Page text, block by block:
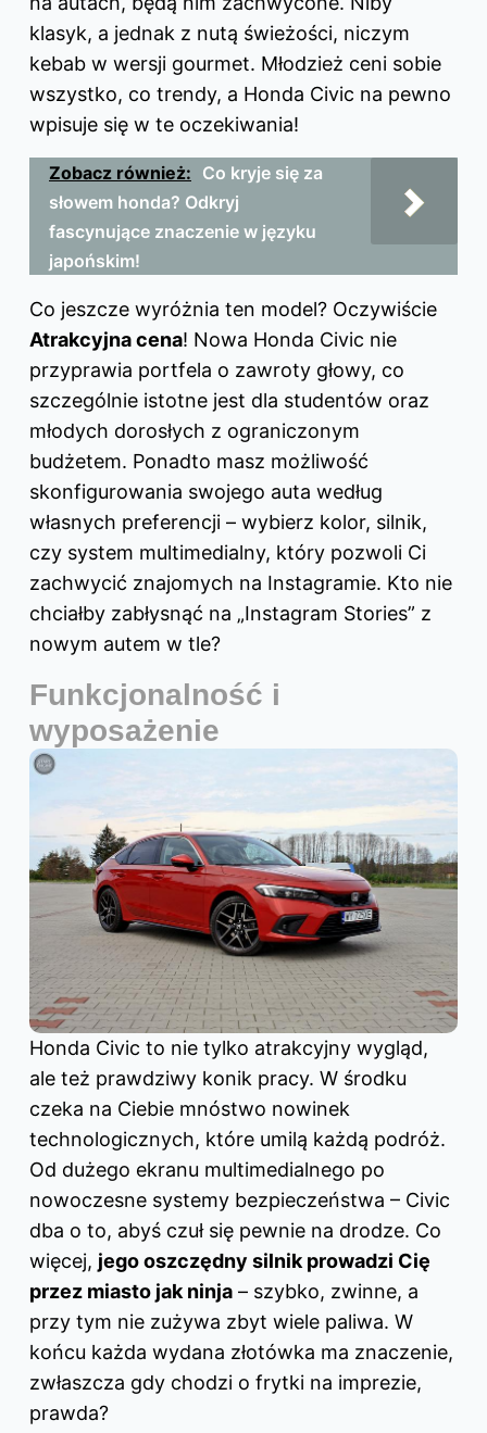
klasyk, a jednak z nutą świeżości, niczym
kebab w wersji gourmet. Młodzież ceni sobie
wszystko, co trendy, a Honda Civic na pewno
wpisuje się w te oczekiwania!
Zobacz również: Co kryje się za
słowem honda? Odkryj
fascynujące znaczenie w języku
japońskim!
Co jeszcze wyróżnia ten model? Oczywiście
Atrakcyjna cena! Nowa Honda Civic nie
przyprawia portfela o zawroty głowy, co
szczególnie istotne jest dla studentów oraz
młodych dorosłych z ograniczonym
budżetem. Ponadto masz możliwość
skonfigurowania swojego auta według
własnych preferencji – wybierz kolor, silnik,
czy system multimedialny, który pozwoli Ci
zachwycić znajomych na Instagramie. Kto nie
chciałby zabłysnąć na „Instagram Stories” z
nowym autem w tle?
Funkcjonalność i
wyposażenie
Honda Civic to nie tylko atrakcyjny wygląd,
ale też prawdziwy konik pracy. W środku
czeka na Ciebie mnóstwo nowinek
technologicznych, które umilą każdą podróż.
Od dużego ekranu multimedialnego po
nowoczesne systemy bezpieczeństwa – Civic
dba o to, abyś czuł się pewnie na drodze. Co
więcej, jego oszczędny silnik prowadzi Cię
przez miasto jak ninja – szybko, zwinne, a
przy tym nie zużywa zbyt wiele paliwa. W
końcu każda wydana złotówka ma znaczenie,
zwłaszcza gdy chodzi o frytki na imprezie,
prawda?